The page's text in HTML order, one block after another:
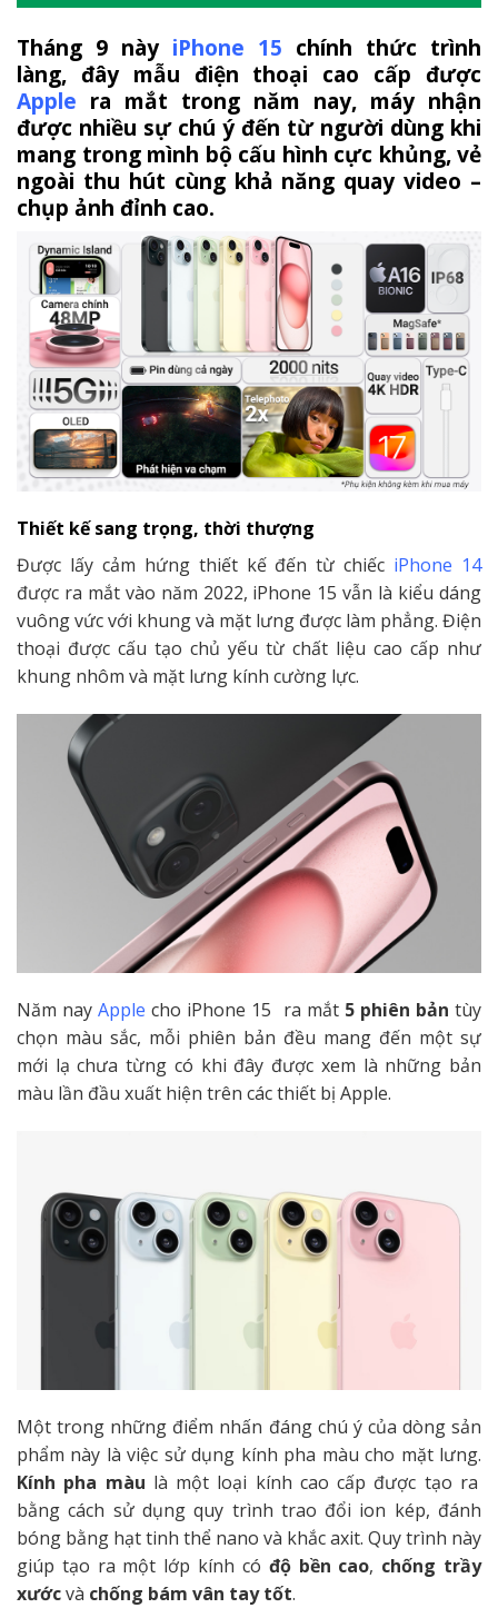
Tháng 9 này iPhone 15 chính thức trình
làng, đây mẫu điện thoại cao cấp được
Apple ra mắt trong năm nay, máy nhận
được nhiều sự chú ý đến từ người dùng khi
mang trong mình bộ cấu hình cực khủng, vẻ
ngoài thu hút cùng khả năng quay video –
chụp ảnh đỉnh cao.
Thiết kế sang trọng, thời thượng
Được lấy cảm hứng thiết kế đến từ chiếc iPhone 14
được ra mắt vào năm 2022, iPhone 15 vẫn là kiểu dáng
vuông vức với khung và mặt lưng được làm phẳng. Điện
thoại được cấu tạo chủ yếu từ chất liệu cao cấp như
khung nhôm và mặt lưng kính cường lực.
Năm nayApple cho iPhone 15 ra mắt 5 phiên bản tùy
chọn màu sắc, mỗi phiên bản đều mang đến một sự
mới lạ chưa từng có khi đây được xem là những bản
màu lần đầu xuất hiện trên các thiết bị Apple.
Một trong những điểm nhấn đáng chú ý của dòng sản
phẩm này là việc sử dụng kính pha màu cho mặt lưng.
Kính pha màu là một loại kính cao cấp được tạo ra
bằng cách sử dụng quy trình trao đổi ion kép, đánh
bóng bằng hạt tinh thể nano và khắc axit. Quy trình này
giúp tạo ra một lớp kính có độ bền cao, chống trầy
xướcvà chống bám vân tay tốt.